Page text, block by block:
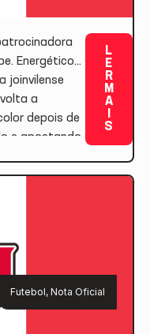
Energético
joinvilense
a
depois de
e apostando
estampada
[…]
L
E
R
M
A
S
Futebol, Nota Oficial